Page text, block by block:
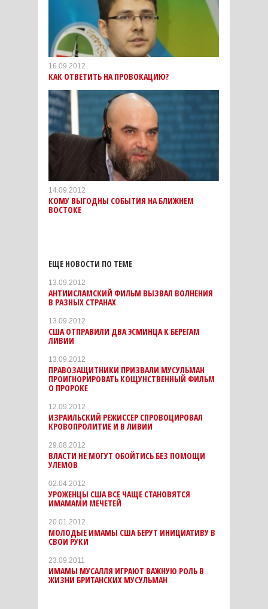
16.09.2012
КАК ОТВЕТИТЬ НА ПРОВОКАЦИЮ?
14.09.2012
КОМУ ВЫГОДНЫ СОБЫТИЯ НА БЛИЖНЕМ
ВОСТОКЕ
ЕЩЕ НОВОСТИ ПО ТЕМЕ
13.09.2012
АНТИИСЛАМСКИЙ ФИЛЬМ ВЫЗВАЛ ВОЛНЕНИЯ
В РАЗНЫХ СТРАНАХ
13.09.2012
США ОТПРАВИЛИ ДВА ЭСМИНЦА К БЕРЕГАМ
ЛИВИИ
13.09.2012
ПРАВОЗАЩИТНИКИ ПРИЗВАЛИ МУСУЛЬМАН
ПРОИГНОРИРОВАТЬ КОЩУНСТВЕННЫЙ ФИЛЬМ
О ПРОРОКЕ
12.09.2012
ИЗРАИЛЬСКИЙ РЕЖИССЕР СПРОВОЦИРОВАЛ
КРОВОПРОЛИТИЕ И В ЛИВИИ
29.08.2012
ВЛАСТИ НЕ МОГУТ ОБОЙТИСЬ БЕЗ ПОМОЩИ
УЛЕМОВ
02.04.2012
УРОЖЕНЦЫ США ВСЕ ЧАЩЕ СТАНОВЯТСЯ
ИМАМАМИ МЕЧЕТЕЙ
20.01.2012
МОЛОДЫЕ ИМАМЫ США БЕРУТ ИНИЦИАТИВУ В
СВОИ РУКИ
23.09.2011
ИМАМЫ МУСАЛЛЯ ИГРАЮТ ВАЖНУЮ РОЛЬ В
ЖИЗНИ БРИТАНСКИХ МУСУЛЬМАН